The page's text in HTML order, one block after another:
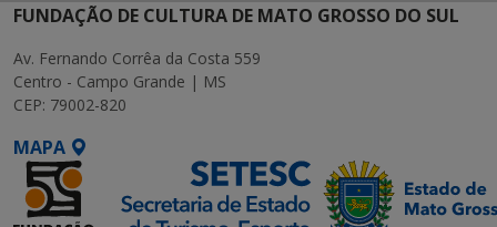
FUNDAÇÃO DE CULTURA DE MATO GROSSO DO SUL
Av. Fernando Corrêa da Costa 559
Centro - Campo Grande | MS
CEP: 79002-820
MAPA